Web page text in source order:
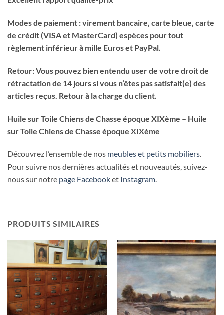
Modes de paiement : virement bancaire, carte bleue, carte
de crédit (VISA et MasterCard) espèces pour tout
règlement inférieur à mille Euros et PayPal.
Retour: Vous pouvez bien entendu user de votre droit de
rétractation de 14 jours si vous n’êtes pas satisfait(e) des
articles reçus. Retour à la charge du client.
Huile sur Toile Chiens de Chasse époque XIXème – Huile
sur Toile Chiens de Chasse époque XIXème
Découvrez l’ensemble de nos meubles et petits mobiliers.
Pour suivre nos dernières actualités et nouveautés, suivez-
nous sur notre page Facebooket Instagram.
PRODUITS SIMILAIRES